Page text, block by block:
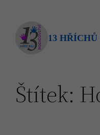
obsah
13
Štítek: